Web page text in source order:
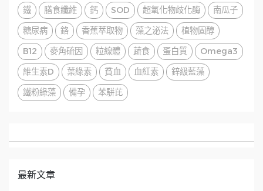
鐵
膳食纖維 鈣 SOD 超氧化物歧化酶
南瓜子
糖尿病
鉻 香蕉萃取物 藻之泌法
植物固醇
B12
麥角硫因 粒線體 蔬食 蛋白質
Omega3
維生素D
葉綠素 貧血 血紅素
鋅級藍藻
鐵粉綠藻
備孕 苯駢芘
最新文章